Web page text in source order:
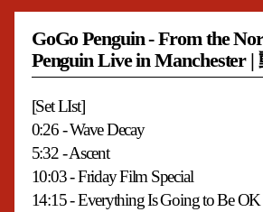
GoGo Penguin - From the
Penguin Live in Manchester
[Set LIst]
0:26 - Wave Decay
5:32 - Ascent
10:03 - Friday Film Special
14:15 - Everything Is Going to Be OK